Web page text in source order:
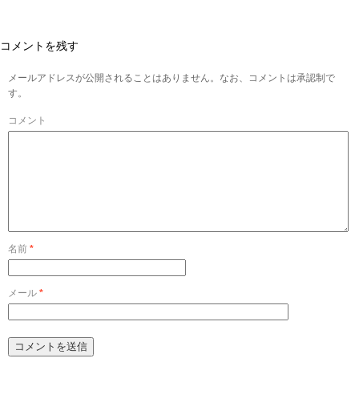
コメントを残す
メールアドレスが公開されることはありません。なお、コメントは承認制で
す。
コメント
名前 *
メール *